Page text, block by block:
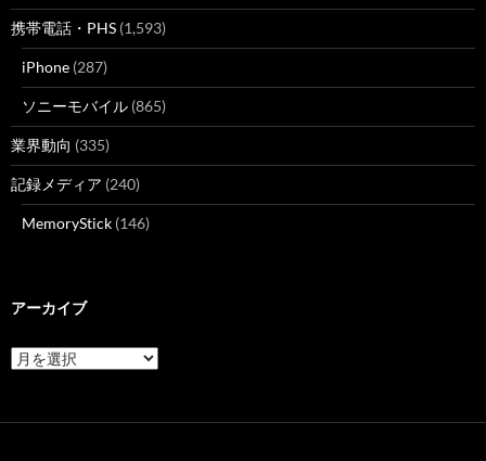
携帯電話・PHS (1,593)
iPhone (287)
ソニーモバイル (865)
業界動向 (335)
記録メディア (240)
MemoryStick (146)
アーカイブ
ア
ー